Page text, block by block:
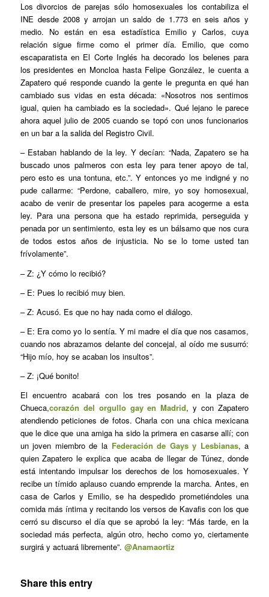
Los divorcios de parejas sólo homosexuales los contabiliza el
INE desde 2008 y arrojan un saldo de 1.773 en seis años y
medio. No están en esa estadística Emilio y Carlos, cuya
relación sigue firme como el primer día. Emilio, que como
escaparatista en El Corte Inglés ha decorado los belenes para
los presidentes en Moncloa hasta Felipe González, le cuenta a
Zapatero qué responde cuando la gente le pregunta en qué han
cambiado sus vidas en esta década: «Nosotros nos sentimos
igual, quien ha cambiado es la sociedad». Qué lejano le parece
ahora aquel julio de 2005 cuando se topó con unos funcionarios
en un bar a la salida del Registro Civil.
– Estaban hablando de la ley. Y decían: “Nada, Zapatero se ha
buscado unos palmeros con esta ley para tener apoyo de tal,
pero esto es una tontuna, etc.”. Y entonces yo me indigné y no
pude callarme: “Perdone, caballero, mire, yo soy homosexual,
acabo de venir de presentar los papeles para acogerme a esta
ley. Para una persona que ha estado reprimida, perseguida y
penada por un sentimiento, esta ley es un bálsamo que nos cura
de todos estos años de injusticia. No se lo tome usted tan
frívolamente”.
– Z: ¿Y cómo lo recibió?
– E: Pues lo recibió muy bien.
– Z: Acusó. Es que no hay nada como el diálogo.
– E: Era como yo lo sentía. Y mi madre el día que nos casamos,
cuando nos abrazamos delante del concejal, al oído me susurró:
“Hijo mío, hoy se acaban los insultos”.
– Z: ¡Qué bonito!
El encuentro acabará con los tres posando en la plaza de
Chueca,corazón del orgullo gay en Madrid, y con Zapatero
atendiendo peticiones de fotos. Charla con una chica mexicana
que le dice que una amiga ha sido la primera en casarse allí; con
un joven miembro de la Federación de Gays y Lesbianas, a
quien Zapatero le explica que acaba de llegar de Túnez, donde
está intentando impulsar los derechos de los homosexuales. Y
recibe un tímido aplauso cuando emprende la marcha. Antes, en
casa de Carlos y Emilio, se ha despedido prometiéndoles una
comida más íntima y recitando los versos de Kavafis con los que
cerró su discurso el día que se aprobó la ley: “Más tarde, en la
sociedad más perfecta, algún otro, hecho como yo, ciertamente
surgirá y actuará libremente”. @Anamaortiz
Share this entry